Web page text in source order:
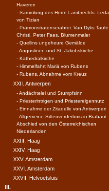
Haveren
- Sammlung des Herrn Lambrechts. Leda
von Tizian
- Prämonstratenserabtei. Van Dyks Taufe
Christi. Peter Faes, Blumenmaler
- Quellins ungeheure Gemälde
- Augustiner- und St. Jakobskirche
- Kathedralkirche
- Himmelfahrt Mariä von Rubens
- Rubens, Abnahme vom Kreuz
XXII. Antwerpen
- Andächtelei und Stumpfsinn
- Priesterintrigen und Priestereigennutz
- Einnahme der Zitadelle von Antwerpen
- Allgemeine Sittenverderbnis in Brabant.
Abschied von den Österreichischen
Niederlanden
XXIII. Haag
XXIV. Haag
XXV. Amsterdam
XXVI. Amsterdam
XXVII. Helvoetsluis
III.